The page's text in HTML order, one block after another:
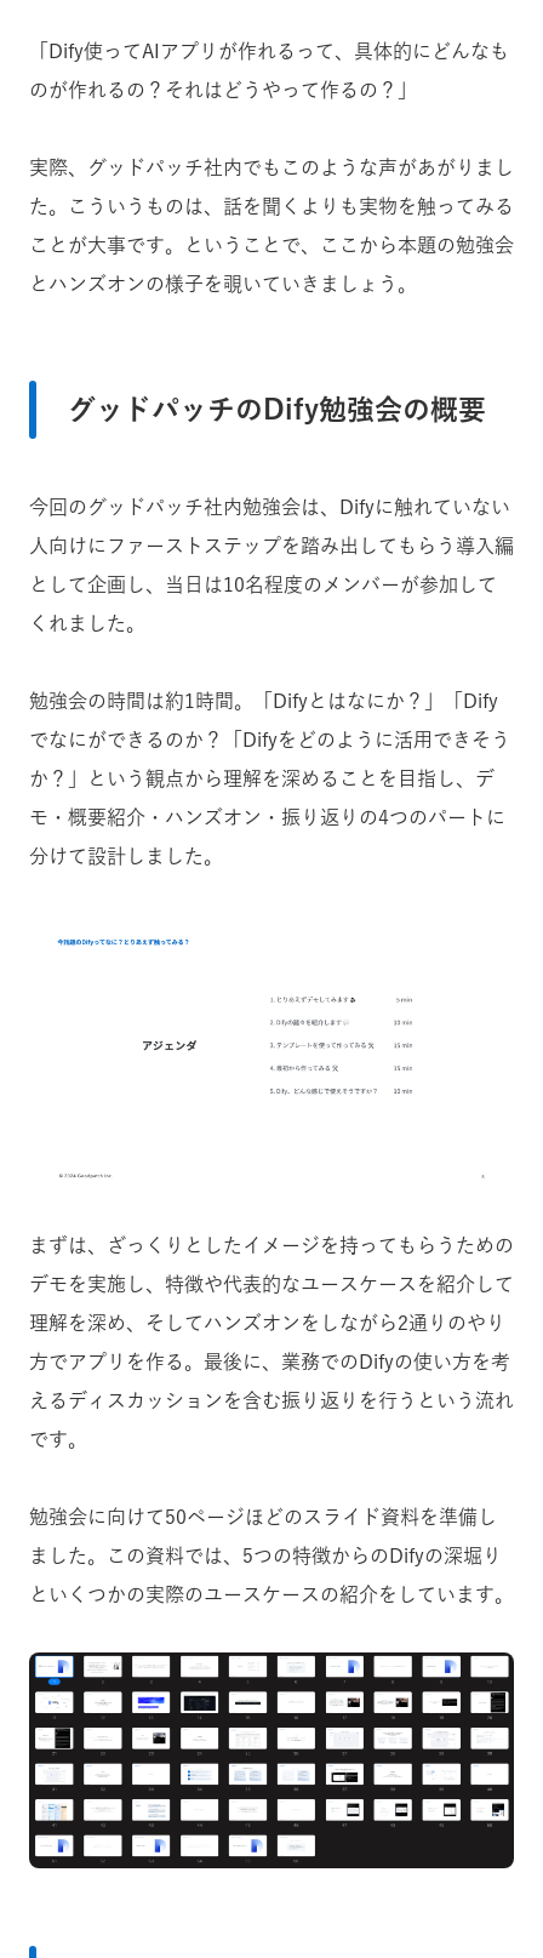
「Dify使ってAIアプリが作れるって、具体的にどんなも
のが作れるの？それはどうやって作るの？」
実際、グッドパッチ社内でもこのような声があがりまし
た。こういうものは、話を聞くよりも実物を触ってみる
ことが大事です。ということで、ここから本題の勉強会
とハンズオンの様子を覗いていきましょう。
グッドパッチのDify勉強会の概要
今回のグッドパッチ社内勉強会は、Difyに触れていない
人向けにファーストステップを踏み出してもらう導入編
として企画し、当日は10名程度のメンバーが参加して
くれました。
勉強会の時間は約1時間。「Difyとはなにか？」「Dify
でなにができるのか？「Difyをどのように活用できそう
か？」という観点から理解を深めることを目指し、デ
モ・概要紹介・ハンズオン・振り返りの4つのパートに
分けて設計しました。
まずは、ざっくりとしたイメージを持ってもらうための
デモを実施し、特徴や代表的なユースケースを紹介して
理解を深め、そしてハンズオンをしながら2通りのやり
方でアプリを作る。最後に、業務でのDifyの使い方を考
えるディスカッションを含む振り返りを行うという流れ
です。
勉強会に向けて50ページほどのスライド資料を準備し
ました。この資料では、5つの特徴からのDifyの深堀り
といくつかの実際のユースケースの紹介をしています。